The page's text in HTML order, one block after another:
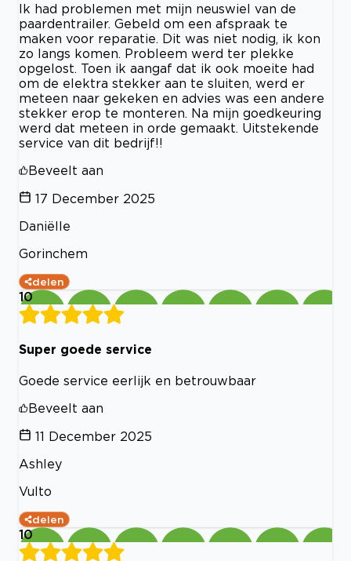
Ik had problemen met mijn neuswiel van de
paardentrailer. Gebeld om een afspraak te
maken voor reparatie. Dit was niet nodig, ik kon
zo langs komen. Probleem werd ter plekke
opgelost. Toen ik aangaf dat ik ook moeite had
om de elektra stekker aan te sluiten, werd er
meteen naar gekeken en advies was een andere
stekker erop te monteren. Na mijn goedkeuring
werd dat meteen in orde gemaakt. Uitstekende
service van dit bedrijf!!
Beveelt aan
17 December 2025
Daniëlle
Gorinchem
delen
10
Super goede service
Goede service eerlijk en betrouwbaar
Beveelt aan
11 December 2025
Ashley
Vulto
delen
10